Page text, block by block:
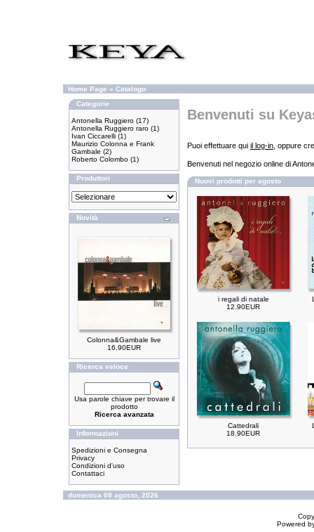
Home Page » Catalogo
Categorie
Antonella Ruggiero (17)
Antonella Ruggiero raro (1)
Ivan Ciccarelli (1)
Maurizio Colonna e Frank
Gambale (2)
Roberto Colombo (1)
Produttori
Novità
Colonna&Gambale live
16.90EUR
Ricerca veloce
Usa parole chiave per trovare il
prodotto
Ricerca avanzata
Informazioni
Spedizioni e Consegna
Privacy
Condizioni d'uso
Contattaci
Benvenuti su
Puoi effettuare qui il log-in , oppure
Benvenuti nel negozio online di
Nuovi prodotti per agosto
i regali di natale
12.90EUR
Cattedrali
18.90EUR
domenica 09 agosto, 2026
Powered